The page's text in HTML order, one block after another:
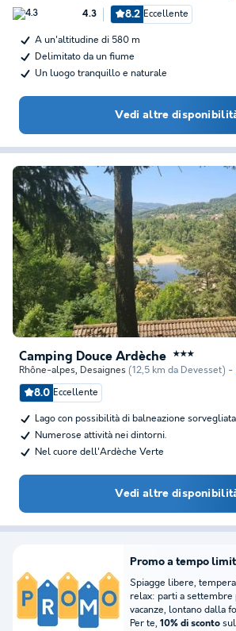
4.3 8.2 Eccellente
A un'altitudine di 580 m
Delimitato da un fiume
Un luogo tranquillo e naturale
Vedi altre
Camping Douce Ardèche ★★★
Rhône-alpes, Desaignes (12,5 km da Devesset)
8.0 Eccellente
Lago con possibilità di balneazione
Numerose attività nei dintorni.
Nel cuore dell'Ardèche Verte
Vedi altre
Promo a tempo
Spiagge libere,
relax: parti a
vacanze, lontano dalla
Per te, 10% di sconto